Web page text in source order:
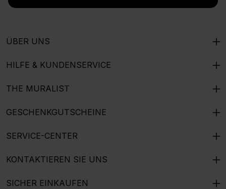
ÜBER UNS
HILFE & KUNDENSERVICE
THE MURALIST
GESCHENKGUTSCHEINE
SERVICE-CENTER
KONTAKTIEREN SIE UNS
SICHER EINKAUFEN